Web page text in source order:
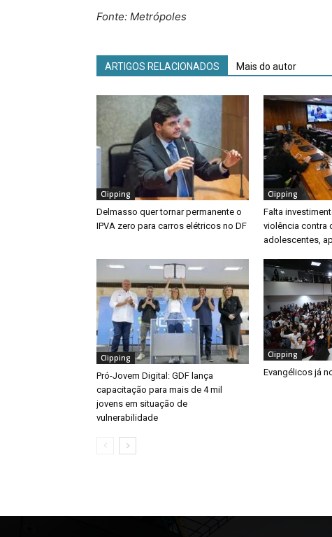
Fonte: Metrópoles
ARTIGOS RELACIONADOS Mais do autor
Clipping
Delmasso quer tornar permanente o
IPVA zero para carros elétricos no DF
Clipping
Falta
violência contra
adolescentes,
Clipping
Pró-Jovem Digital: GDF lança
capacitação para mais de 4 mil
jovens em situação de
vulnerabilidade
Clipping
Evangélicos já